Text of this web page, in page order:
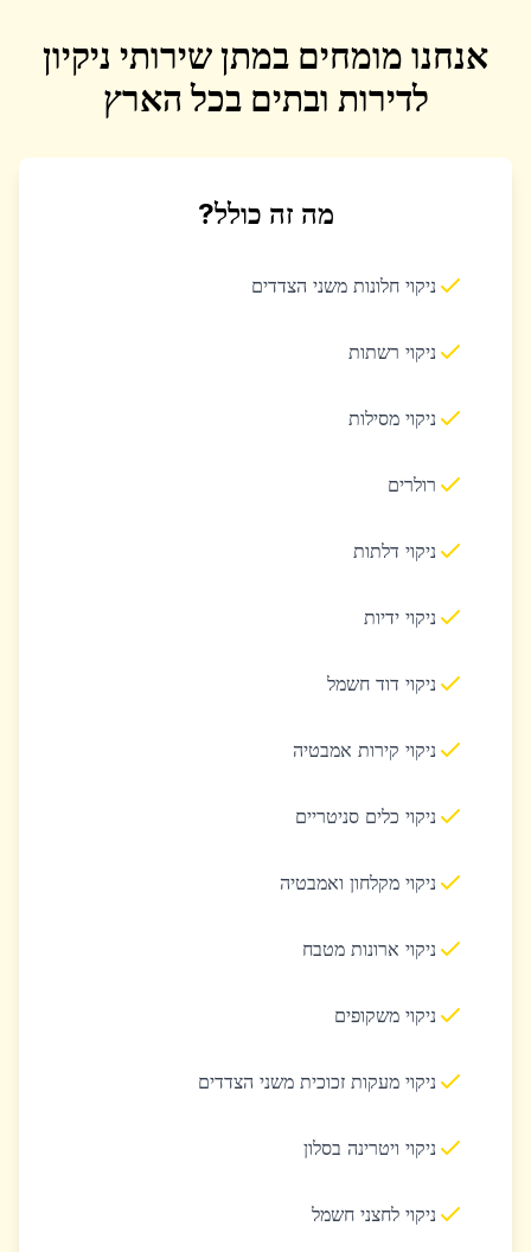
אנחנו מומחים במתן שירותי ניקיון
לדירות ובתים בכל הארץ
מה זה כולל?
ניקוי חלונות משני הצדדים
ניקוי רשתות
ניקוי מסילות
רולרים
ניקוי דלתות
ניקוי ידיות
ניקוי דוד חשמל
ניקוי קירות אמבטיה
ניקוי כלים סניטריים
ניקוי מקלחון ואמבטיה
ניקוי ארונות מטבח
ניקוי משקופים
ניקוי מעקות זכוכית משני הצדדים
ניקוי ויטרינה בסלון
ניקוי לחצני חשמל